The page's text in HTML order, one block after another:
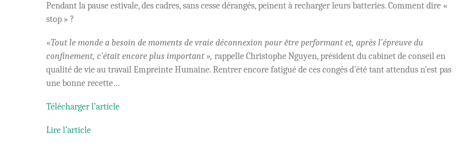
Pendant la pause estivale, des cadres, sans cesse dérangés, peinent à recharger leurs batteries. Comment dire «
stop » ?
«Tout le monde a besoin de moments de vraie déconnexion pour être performant et, après l’épreuve du
confinement, c’était encore plus important », rappelle Christophe Nguyen, président du cabinet de conseil en
qualité de vie au travail Empreinte Humaine. Rentrer encore fatigué de ces congés d’été tant attendus n’est pas
une bonne recette…
Télécharger l’article
Lire l’article